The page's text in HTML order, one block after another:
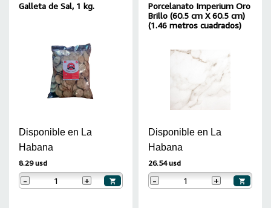
Galleta de Sal, 1 kg.
Disponible en La
Habana
8.29 usd
- +
Porcelanato Imperium Oro
Brillo (60.5 cm X 60.5 cm)
(1.46 metros cuadrados)
Disponible en La
Habana
26.54 usd
- +